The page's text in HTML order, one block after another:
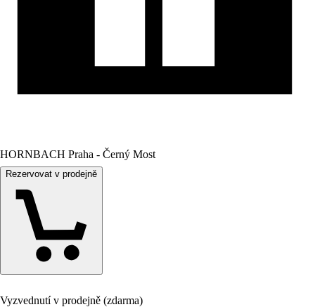
HORNBACH Praha - Černý Most
Rezervovat v prodejně
Vyzvednutí v prodejně (zdarma)